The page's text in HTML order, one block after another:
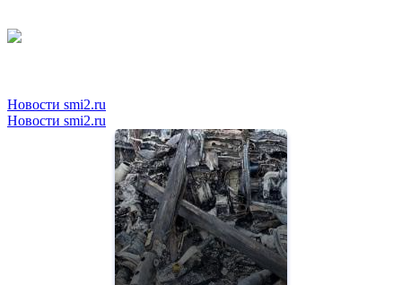
Новости smi2.ru
Новости smi2.ru